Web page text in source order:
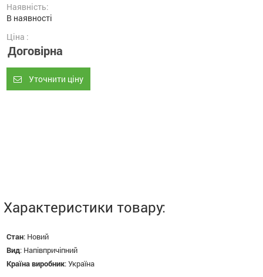
Наявність:
В наявності
Ціна :
Договірна
Уточнити ціну
Характеристики товару:
Стан: Новий
Вид: Напівпричіпний
Країна виробник:Україна